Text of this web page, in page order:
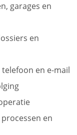
garages en
en
en e-mail
en